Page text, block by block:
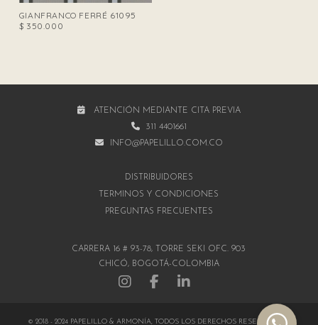
GIANFRANCO FERRÉ 61095
$350.000
ATENCIÓN MEDIANTE CITA PREVIA
311 4401661
INFO@PAPELILLO.COM.CO
DISTRIBUIDORES
TÉRMINOS Y CONDICIONES
PREGUNTAS FRECUENTES
CARRERA 16 # 93-78, TORRE SEKI OFC. 903
CHICÓ, BOGOTÁ-COLOMBIA
© 2018 - 2024 PAPELILLO & ARMONÍA, TODOS LOS DERECHOS RESERVADOS |